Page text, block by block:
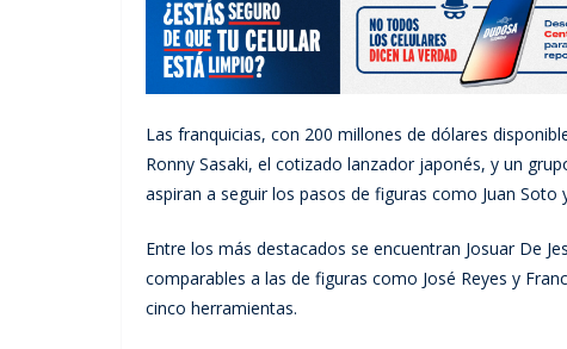
Las franquicias, con 200 millones de dólares
Ronny Sasaki, el cotizado lanzador japonés, y un
aspiran a seguir los pasos de figuras como Juan Soto
Entre los más destacados se encuentran Josuar De
comparables a las de figuras como José Reyes y
cinco herramientas.